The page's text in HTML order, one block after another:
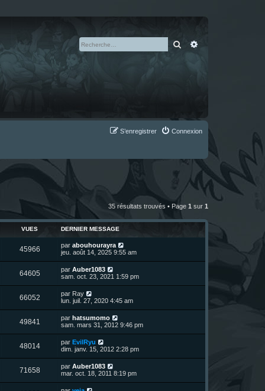
Rechercher
Connexion
S’enregistrer
35 résultats trouvés • Page 1 sur 1
VUES DERNIER MESSAGE
45966V
u
s
D
e
i
e
r
m
e
s
s
a
g
e
par abouhourayra
jeu. août 14, 2025 9:55 am
64605V
u
D
e
i
e
r
m
e
s
s
a
g
e
par Auber1083
sam. oct. 23, 2021 1:59 pm
66052V
u
s
D
e
i
e
r
m
e
s
s
a
g
e
par Ray
lun. juil. 27, 2020 4:45 am
49841
u
s
D
e
i
e
r
m
e
s
s
par hatsumomo
sam. mars 31, 2012 9:46 pm
48014V
u
D
e
i
e
r
par EvilRyu
dim. janv. 15, 2012 2:28 pm
71658V
u
D
e
par Auber1083
mar. oct. 18, 2011 8:19 pm
D